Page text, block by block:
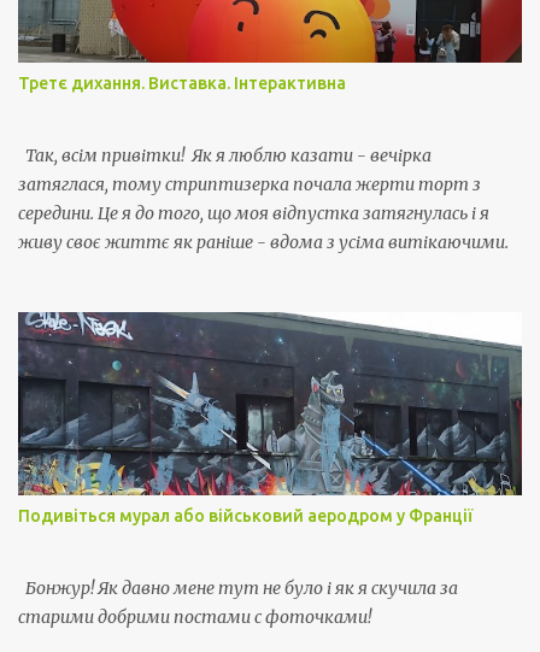
Третє дихання. Виставка. Інтерактивна
Так, всім привітки! Як я люблю казати - вечірка
затяглася, тому стриптизерка почала жерти торт з
середини. Це я до того, що моя відпустка затягнулась і я
живу своє життє як раніше - вдома з усіма витікаючими.
Подивіться мурал або військовий аеродром у Франції
Бонжур! Як давно мене тут не було і як я скучила за
старими добрими постами с фоточками!